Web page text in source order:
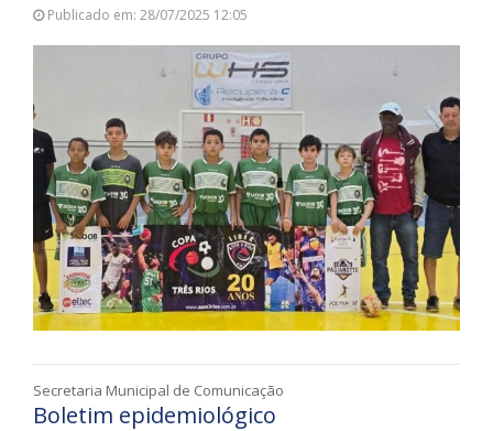
Publicado em: 28/07/2025 12:05
Secretaria Municipal de Comunicação
Boletim epidemiológico